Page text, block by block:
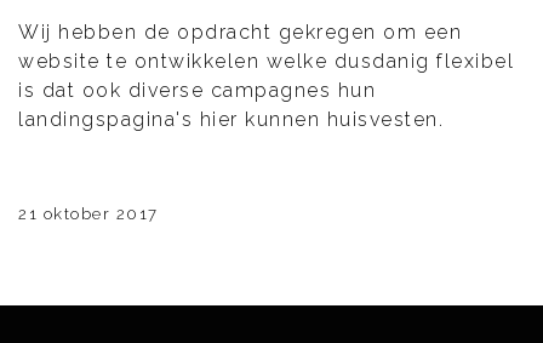
Wij hebben de opdracht gekregen om een
website te ontwikkelen welke dusdanig flexibel
is dat ook diverse campagnes hun
landingspagina's hier kunnen huisvesten.
21 oktober 2017